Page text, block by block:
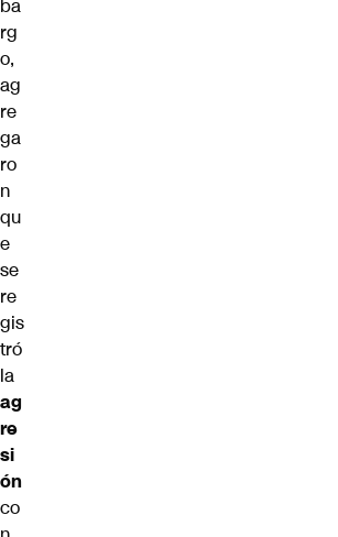
ba
rg
o,
ag
re
ga
ro
n
qu
e
se
re
gis
tró
la
ag
re
si
ón
co